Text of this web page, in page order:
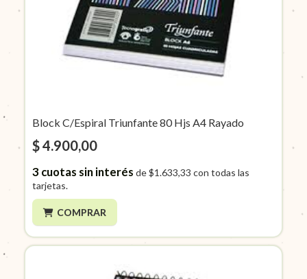
Block C/Espiral Triunfante 80 Hjs A4 Rayado
$ 4.900,00
3cuotas sin interés de$1.633,33 con todas las
tarjetas.
COMPRAR